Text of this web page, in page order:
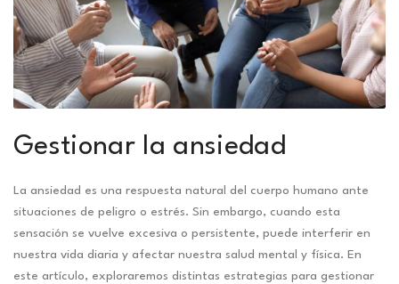
Gestionar la ansiedad
La ansiedad es una respuesta natural del cuerpo humano ante
situaciones de peligro o estrés. Sin embargo, cuando esta
sensación se vuelve excesiva o persistente, puede interferir en
nuestra vida diaria y afectar nuestra salud mental y física. En
este artículo, exploraremos distintas estrategias para gestionar